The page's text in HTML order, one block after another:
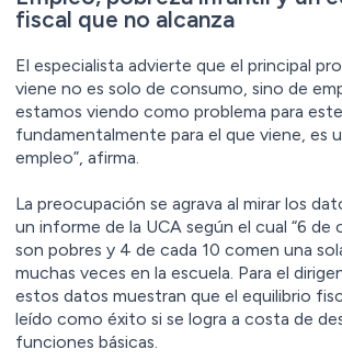
fiscal que no alcanza
El especialista advierte que el principal
viene no es solo de consumo, sino de
estamos viendo como problema para
fundamentalmente para el que viene, es
empleo”, afirma.
La preocupación se agrava al mirar los
un informe de la UCA según el cual “6 de
son pobres y 4 de cada 10 comen una
muchas veces en la escuela. Para el
estos datos muestran que el equilibrio
leído como éxito si se logra a costa de
funciones básicas.